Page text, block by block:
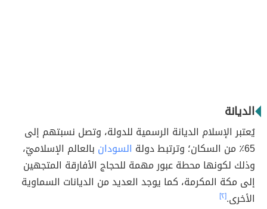
الديانة
يُعتبر الإسلام الديانة الرسمية للدولة، وتصل نسبتهم إلى
65٪ من السكان؛ وترتبط دولة
السودان بالعالم الإسلاميّ،
وذلك لكونها محطة عبور مهمة للحجاج الأفارقة المتجهين
إلى مكة المكرمة، كما يوجد العديد من الديانات السماوية
الأخرى.[٢]